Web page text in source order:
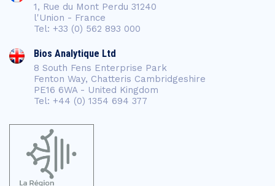
1, Rue du Mont Perdu 31240
l'Union - France
Tel: +33 (0) 562 893 000
Bios Analytique Ltd
8 South Fens Enterprise Park
Fenton Way, Chatteris Cambridgeshire
PE16 6WA - United Kingdom
Tel: +44 (0) 1354 694 377